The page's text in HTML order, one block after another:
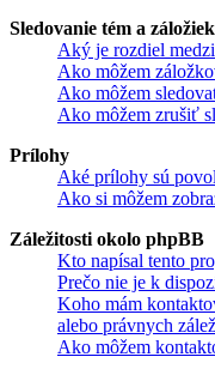
Sledovanie tém a záložiek
Aký je rozdiel
Ako môžem
Ako môžem
Ako môžem zrušiť
Prílohy
Aké prílohy sú
Ako si môžem
Záležitosti okolo phpBB
Kto napísal tento
Prečo nie je k
Koho mám
alebo právnych
Ako môžem